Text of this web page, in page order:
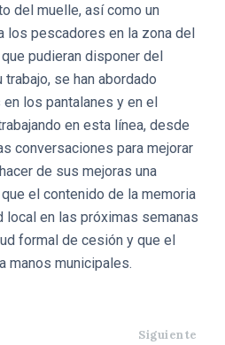
del muelle, así como un
los pescadores en la zona del
pudieran disponer del
se han abordado
los pantalanes y en el
en esta línea, desde
conversaciones para mejorar
de sus mejoras una
el contenido de la memoria
local en las próximas semanas
formal de cesión y que el
manos municipales.
Siguiente